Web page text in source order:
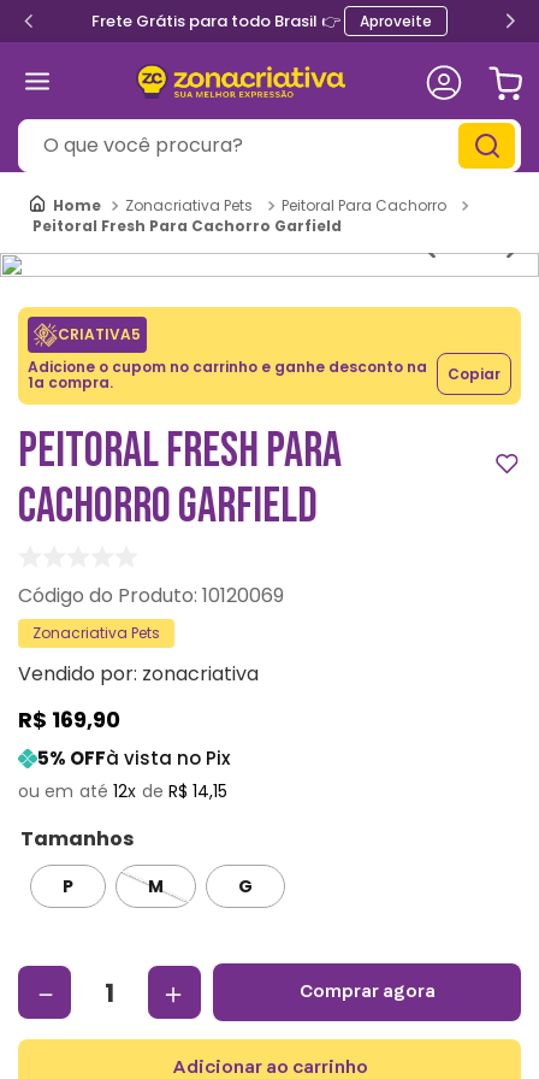
Frete Grátis para todo Brasil 👉 Aproveite
O que você procura?
Zonacriativa Pets
Peitoral Para Cachorro
Peitoral Fresh Para Cachorro Garfield
CRIATIVA5
Adicione o cupom no carrinho e ganhe desconto na
1a compra. Copiar
PEITORAL FRESH PARA
CACHORRO GARFIELD
: 10120069
Zonacriativa Pets
Vendido por: zonacriativa
R$ 169,90
5% OFFà vista no Pix
12 R$ 14,15
Tamanhos
P M G
＋
－ comprar agora
adicionar ao carrinho